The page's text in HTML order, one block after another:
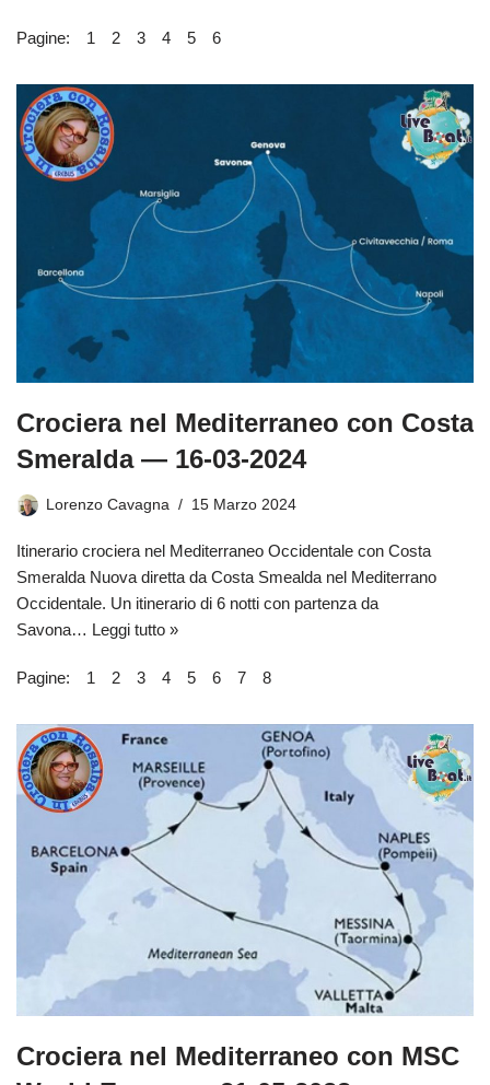
Pagine: 1 2 3 4 5 6
Crociera nel Mediterraneo con Costa
Smeralda — 16-03-2024
Lorenzo Cavagna 15 Marzo 2024
Itinerario crociera nel Mediterraneo Occidentale con Costa
Smeralda Nuova diretta da Costa Smealda nel Mediterrano
Occidentale. Un itinerario di 6 notti con partenza da
Savona… Leggi tutto »
Pagine: 1 2 3 4 5 6 7 8
Crociera nel Mediterraneo con MSC